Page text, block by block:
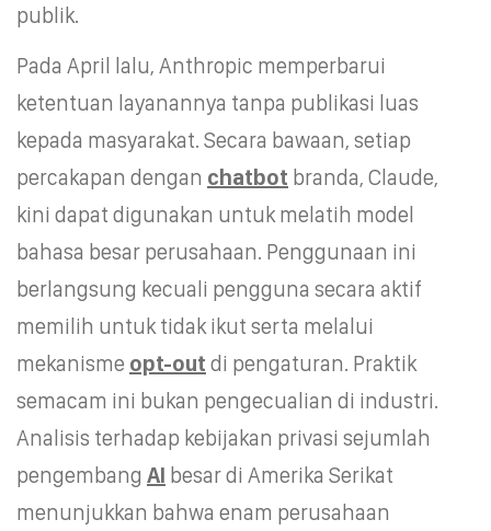
publik.
Pada April lalu, Anthropic memperbarui
ketentuan layanannya tanpa publikasi luas
kepada masyarakat. Secara bawaan, setiap
percakapan dengan chatbot branda, Claude,
kini dapat digunakan untuk melatih model
bahasa besar perusahaan. Penggunaan ini
berlangsung kecuali pengguna secara aktif
memilih untuk tidak ikut serta melalui
mekanisme opt-out di pengaturan. Praktik
semacam ini bukan pengecualian di industri.
Analisis terhadap kebijakan privasi sejumlah
pengembang AI besar di Amerika Serikat
menunjukkan bahwa enam perusahaan